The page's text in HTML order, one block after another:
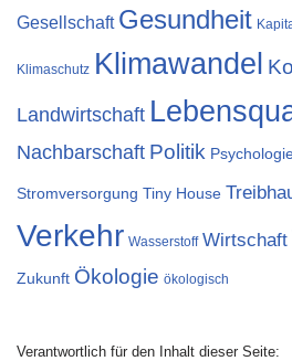
Gesellschaft Gesundheit
Klimaschutz Klimawandel
Landwirtschaft
Nachbarschaft Politik
Stromversorgung Tiny House
Verkehr Wasserstoff Wirtschaft
Zukunft Ökologie ökologisch
Verantwortlich für den Inhalt dieser Seite: